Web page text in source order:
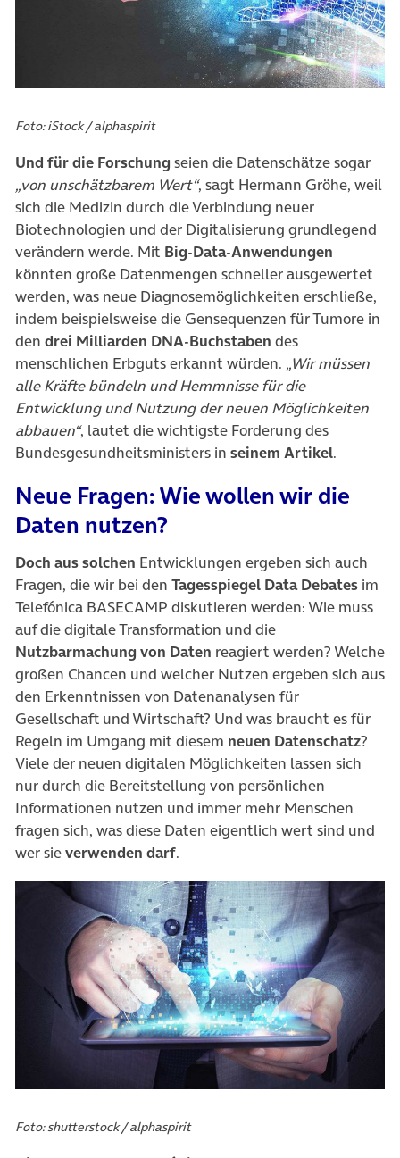
Foto: iStock / alphaspirit
Und für die Forschung seien die Datenschätze sogar
„von unschätzbarem Wert“, sagt Hermann Gröhe, weil
sich die Medizin durch die Verbindung neuer
Biotechnologien und der Digitalisierung grundlegend
verändern werde. Mit Big-Data-Anwendungen
könnten große Datenmengen schneller ausgewertet
werden, was neue Diagnosemöglichkeiten erschließe,
indem beispielsweise die Gensequenzen für Tumore in
den drei Milliarden DNA-Buchstaben des
menschlichen Erbguts erkannt würden. „Wir müssen
alle Kräfte bündeln und Hemmnisse für die
Entwicklung und Nutzung der neuen Möglichkeiten
abbauen“, lautet die wichtigste Forderung des
Bundesgesundheitsministers in seinem Artikel.
Neue Fragen: Wie wollen wir die
Daten nutzen?
Doch aus solchen Entwicklungen ergeben sich auch
Fragen, die wir bei den Tagesspiegel Data Debates im
Telefónica BASECAMP diskutieren werden: Wie muss
auf die digitale Transformation und die
Nutzbarmachung von Daten reagiert werden? Welche
großen Chancen und welcher Nutzen ergeben sich aus
den Erkenntnissen von Datenanalysen für
Gesellschaft und Wirtschaft? Und was braucht es für
Regeln im Umgang mit diesem neuen Datenschatz?
Viele der neuen digitalen Möglichkeiten lassen sich
nur durch die Bereitstellung von persönlichen
Informationen nutzen und immer mehr Menschen
fragen sich, was diese Daten eigentlich wert sind und
wer sieverwenden darf.
Foto: shutterstock / alphaspirit